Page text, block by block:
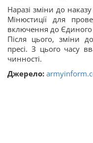
Наразі зміни до
Мінюстиції для
включення до Єдиного
Після цього, зміни
пресі. З цього часу
чинності.
Джерело: